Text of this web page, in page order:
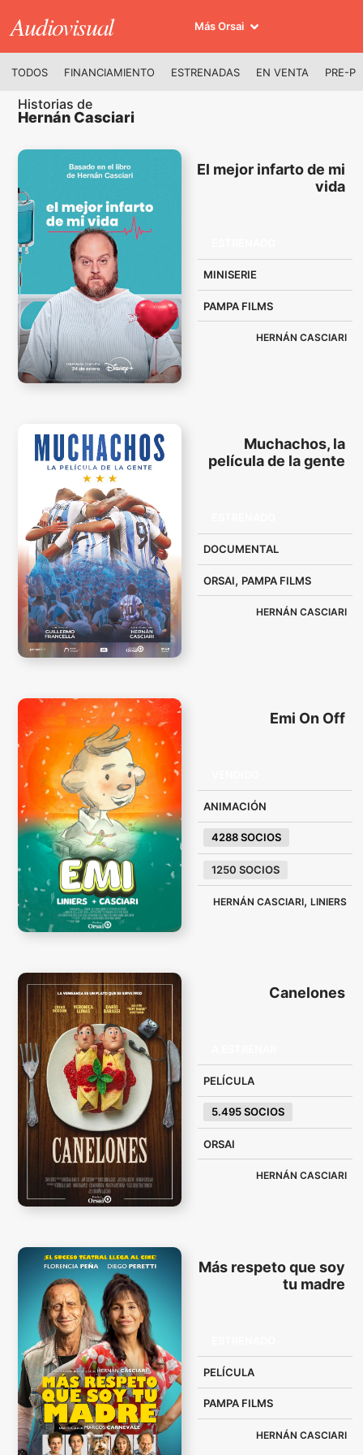
Audiovisual Más Orsai
TODOS FINANCIAMIENTO ESTRENADAS EN VENTA PRE-
Historias de
Hernán Casciari
El mejor infarto de mi
vida
MINISERIE
PAMPA FILMS
HERNÁN CASCIARI
Muchachos, la
película de la gente
DOCUMENTAL
ORSAI, PAMPA FILMS
HERNÁN CASCIARI
Emi On Off
ANIMACIÓN
4288 SOCIOS
1250 SOCIOS
HERNÁN CASCIARI, LINIERS
Canelones
PELÍCULA
5.495 SOCIOS
ORSAI
HERNÁN CASCIARI
Más respeto que soy
tu madre
PELÍCULA
PAMPA FILMS
HERNÁN CASCIARI